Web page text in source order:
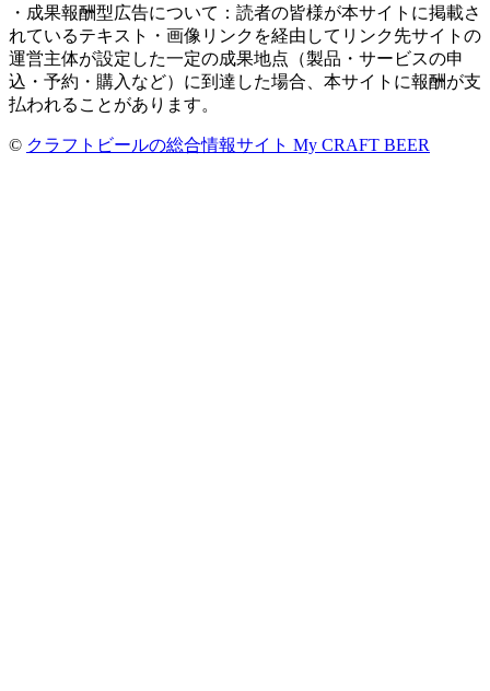
・成果報酬型広告について：読者の皆様が本サイトに掲載さ
れているテキスト・画像リンクを経由してリンク先サイトの
運営主体が設定した一定の成果地点（製品・サービスの申
込・予約・購入など）に到達した場合、本サイトに報酬が支
払われることがあります。
© クラフトビールの総合情報サイト My CRAFT BEER